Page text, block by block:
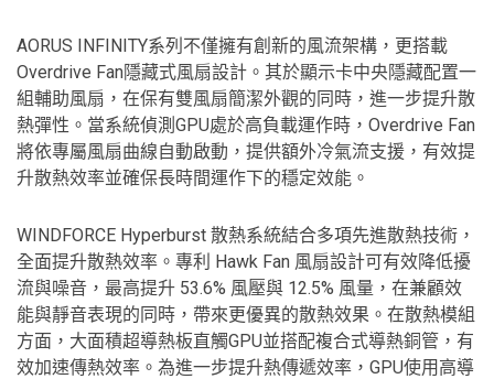
AORUS INFINITY系列不僅擁有創新的風流架構，更搭載
Overdrive Fan隱藏式風扇設計。其於顯示卡中央隱藏配置一
組輔助風扇，在保有雙風扇簡潔外觀的同時，進一步提升散
熱彈性。當系統偵測GPU處於高負載運作時，Overdrive Fan
將依專屬風扇曲線自動啟動，提供額外冷氣流支援，有效提
升散熱效率並確保長時間運作下的穩定效能。
WINDFORCE Hyperburst 散熱系統結合多項先進散熱技術，
全面提升散熱效率。專利 Hawk Fan 風扇設計可有效降低擾
流與噪音，最高提升 53.6% 風壓與 12.5% 風量，在兼顧效
能與靜音表現的同時，帶來更優異的散熱效果。在散熱模組
方面，大面積超導熱板直觸GPU並搭配複合式導熱銅管，有
效加速傳熱效率。為進一步提升熱傳遞效率，GPU使用高導